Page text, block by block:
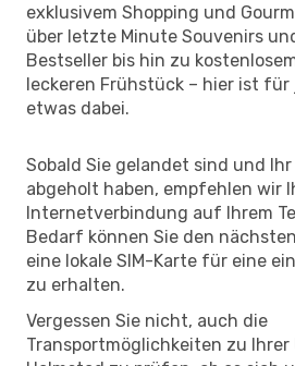
exklusivem Shopping und
über letzte Minute Souvenirs
Bestseller bis hin zu
leckeren Frühstück – hier ist für
etwas dabei.
Sobald Sie gelandet sind und
abgeholt haben, empfehlen wir
Internetverbindung auf Ihrem
Bedarf können Sie den
eine lokale SIM-Karte für eine
zu erhalten.
Vergessen Sie nicht, auch die
Transportmöglichkeiten zu